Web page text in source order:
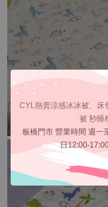
CYL熱賣涼感冰冰被、床
被 秒睡
板橋門市 營業時間 週一
日12:00-